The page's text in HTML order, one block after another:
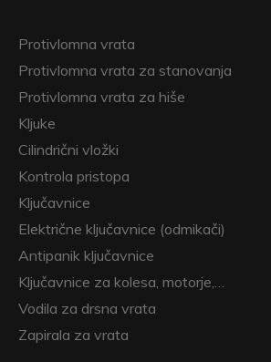
Protivlomna vrata
Protivlomna vrata za stanovanja
Protivlomna vrata za hiše
Kljuke
Cilindrični vložki
Kontrola pristopa
Ključavnice
Električne ključavnice (odmikači)
Antipanik ključavnice
Ključavnice za kolesa, motorje,…
Vodila za drsna vrata
Zapirala za vrata